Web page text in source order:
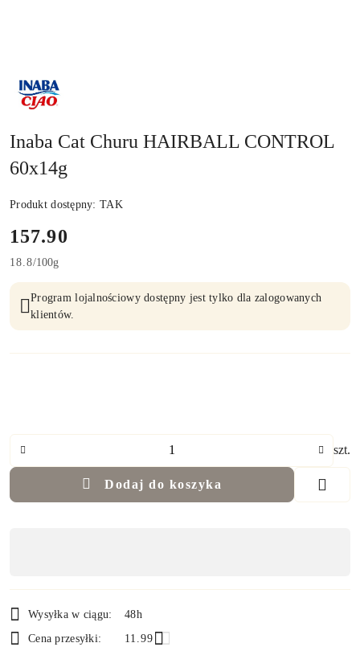
NAZWA
PRODUCENTA:
INABA
Inaba Cat Churu HAIRBALL CONTROL
60x14g
Produkt dostępny:TAK
cena:
157.90
18.8/100g
Program lojalnościowy dostępny jest tylko dla zalogowanych
klientów.
szt.
Dodaj do koszyka
i
dostawa
Wysyłka w ciągu:
48h
Cena przesyłki:
11.99